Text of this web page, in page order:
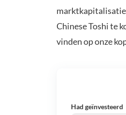
marktkapitalisatie
Chinese Toshi te
vinden op onze
Had geïnvesteerd